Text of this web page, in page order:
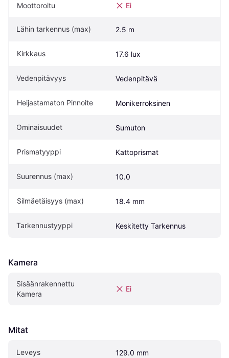
Moottoroitu Ei
Lähin tarkennus (max) 2.5 m
Kirkkaus 17.6 lux
Vedenpitävyys Vedenpitävä
Heijastamaton Pinnoite Monikerroksinen
Ominaisuudet Sumuton
Prismatyyppi Kattoprismat
Suurennus (max) 10.0
Silmäetäisyys (max) 18.4 mm
Tarkennustyyppi Keskitetty Tarkennus
Kamera
Sisäänrakennettu
Kamera
Ei
Mitat
Leveys 129.0 mm